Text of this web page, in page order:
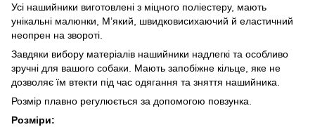
Усі нашийники виготовлені з міцного поліестеру, мають
унікальні малюнки, М’який, швидковисихаючий й еластичний
неопрен на звороті.
Завдяки вибору матеріалів нашийники надлегкі та особливо
зручні для вашого собаки. Мають запобіжне кільце, яке не
дозволяє їм втекти під час одягання та зняття нашийника.
Розмір плавно регулюється за допомогою повзунка.
Розміри: